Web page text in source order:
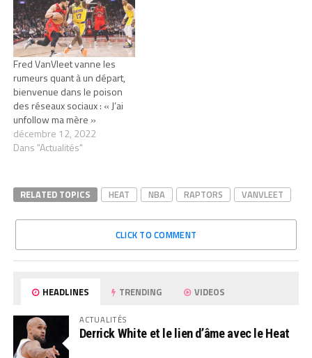
Fred VanVleet vanne les
rumeurs quant à un départ,
bienvenue dans le poison
des réseaux sociaux : « J’ai
unfollow ma mère »
décembre 12, 2022
Dans "Actualités"
RELATED TOPICS HEAT NBA RAPTORS VANVLEET
CLICK TO COMMENT
HEADLINES TRENDING VIDEOS
ACTUALITÉS
Derrick White et le lien d’âme avec le Heat